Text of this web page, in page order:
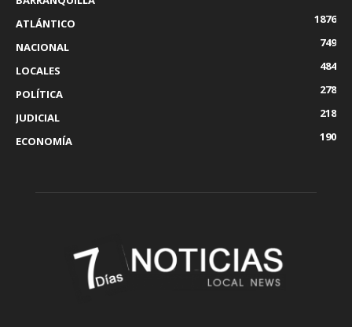
ATLÁNTICO
1876
NACIONAL
749
LOCALES
484
POLÍTICA
278
JUDICIAL
218
ECONOMÍA
190